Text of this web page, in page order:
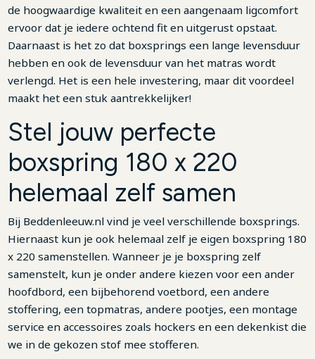
de hoogwaardige kwaliteit en een aangenaam ligcomfort
ervoor dat je iedere ochtend fit en uitgerust opstaat.
Daarnaast is het zo dat boxsprings een lange levensduur
hebben en ook de levensduur van het matras wordt
verlengd. Het is een hele investering, maar dit voordeel
maakt het een stuk aantrekkelijker!
Stel jouw perfecte
boxspring 180 x 220
helemaal zelf samen
Bij Beddenleeuw.nl vind je veel verschillende boxsprings.
Hiernaast kun je ook helemaal zelf je eigen boxspring 180
x 220 samenstellen. Wanneer je je boxspring zelf
samenstelt, kun je onder andere kiezen voor een ander
hoofdbord, een bijbehorend voetbord, een andere
stoffering, een topmatras, andere pootjes, een montage
service en accessoires zoals hockers en een dekenkist die
we in de gekozen stof mee stofferen.